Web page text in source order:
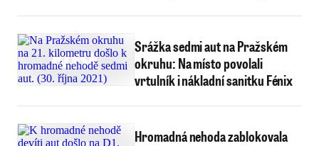
Srážka sedmi aut na Pražském
okruhu: Na místo povolali
vrtulník i nákladní sanitku Fénix
Hromadná nehoda zablokovala